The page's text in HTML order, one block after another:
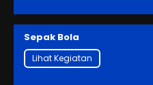
Sepak Bola
Lihat Kegiatan